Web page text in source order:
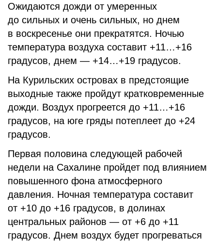
Ожидаются дожди от умеренных
до сильных и очень сильных, но днем
в воскресенье они прекратятся. Ночью
температура воздуха составит +11…+16
градусов, днем — +14…+19 градусов.
На Курильских островах в предстоящие
выходные также пройдут кратковременные
дожди. Воздух прогреется до +11…+16
градусов, на юге гряды потеплеет до +24
градусов.
Первая половина следующей рабочей
недели на Сахалине пройдет под влиянием
повышенного фона атмосферного
давления. Ночная температура составит
от +10 до +16 градусов, в долинах
центральных районов — от +6 до +11
градусов. Днем воздух будет прогреваться